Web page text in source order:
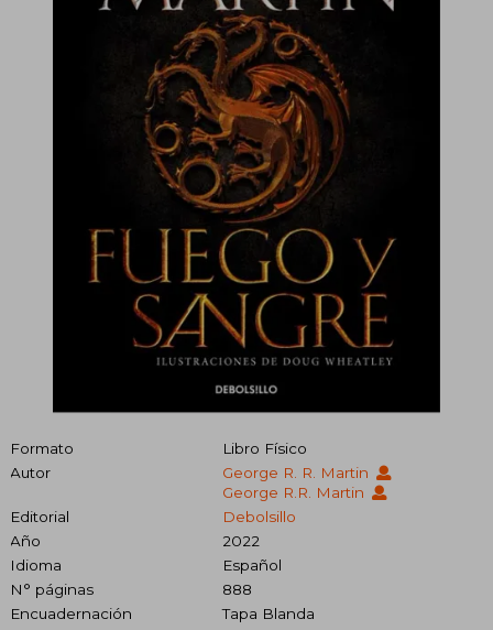
Formato
Libro Físico
Autor
George R. R. Martin
George R.R. Martin
Editorial
Debolsillo
Año
2022
Idioma
Español
N° páginas
888
Encuadernación
Tapa Blanda